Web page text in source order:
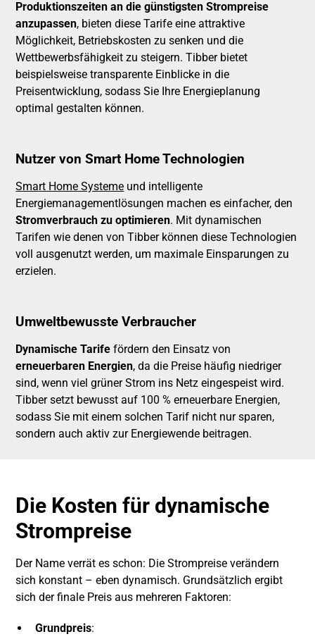
Produktionszeiten an die günstigsten Strompreise
anzupassen, bieten diese Tarife eine attraktive
Möglichkeit, Betriebskosten zu senken und die
Wettbewerbsfähigkeit zu steigern. Tibber bietet
beispielsweise transparente Einblicke in die
Preisentwicklung, sodass Sie Ihre Energieplanung
optimal gestalten können.
Nutzer von Smart Home Technologien
Smart Home Systeme und intelligente
Energiemanagementlösungen machen es einfacher, den
Stromverbrauch zu optimieren. Mit dynamischen
Tarifen wie denen von Tibber können diese Technologien
voll ausgenutzt werden, um maximale Einsparungen zu
erzielen.
Umweltbewusste Verbraucher
Dynamische Tarife fördern den Einsatz von
erneuerbaren Energien, da die Preise häufig niedriger
sind, wenn viel grüner Strom ins Netz eingespeist wird.
Tibber setzt bewusst auf 100 % erneuerbare Energien,
sodass Sie mit einem solchen Tarif nicht nur sparen,
sondern auch aktiv zur Energiewende beitragen.
Die Kosten für dynamische
Strompreise
Der Name verrät es schon: Die Strompreise verändern
sich konstant – eben dynamisch. Grundsätzlich ergibt
sich der finale Preis aus mehreren Faktoren:
Grundpreis: